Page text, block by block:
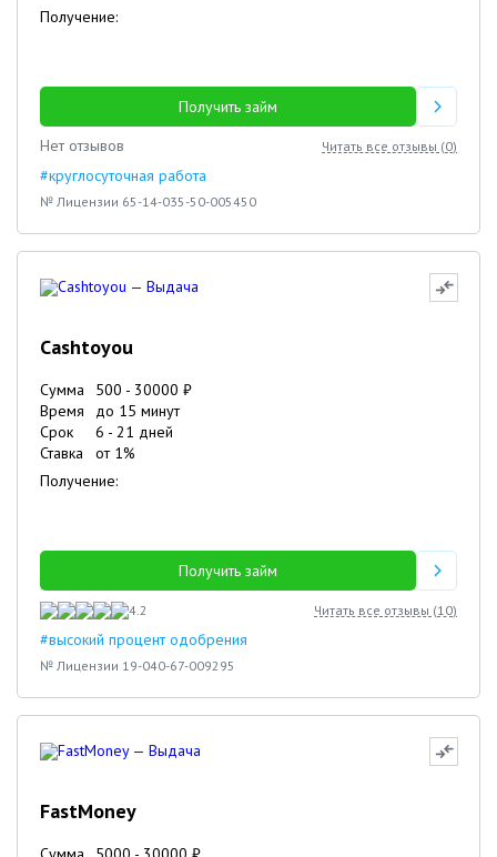
Получение:
Получить займ
Нет отзывов
Читать все отзывы (0)
#круглосуточная работа
№ Лицензии 65-14-035-50-005450
Cashtoyou
Сумма 500 - 30000 ₽
Время
до 15 минут
Срок
6 - 21 дней
Ставка
от 1%
Получение:
Получить займ
4.2 Читать все отзывы (10)
#высокий процент одобрения
№ Лицензии 19-040-67-009295
FastMoney